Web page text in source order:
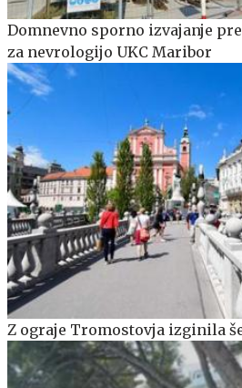
Domnevno sporno izvajanje
za nevrologijo UKC Maribor
Z ograje Tromostovja izginila